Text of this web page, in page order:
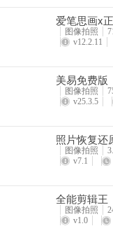
爱笔思画x
图像拍照
v12.2.11
美易免费版
图像拍照
v25.3.5
照片恢复还
图像拍照
v7.1
全能剪辑王
图像拍照
v1.0